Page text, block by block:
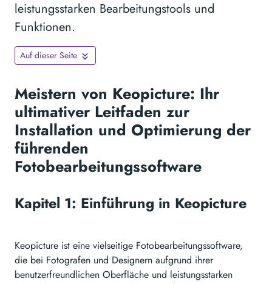
leistungsstarken Bearbeitungstools und
Funktionen.
Auf dieser Seite
Meistern von Keopicture: Ihr
ultimativer Leitfaden zur
Installation und Optimierung der
führenden
Fotobearbeitungssoftware
Kapitel 1: Einführung in Keopicture
Keopicture ist eine vielseitige Fotobearbeitungssoftware,
die bei Fotografen und Designern aufgrund ihrer
benutzerfreundlichen Oberfläche und leistungsstarken